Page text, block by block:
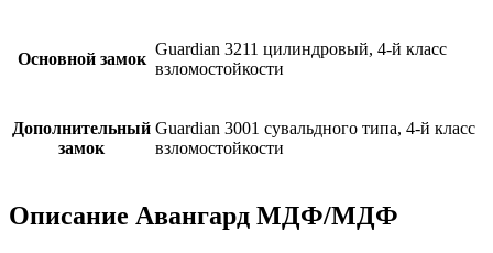
Основной замок
Guardian 3211 цилиндровый, 4-й класс
взломостойкости
Дополнительный
замок
Guardian 3001 сувальдного типа, 4-й класс
взломостойкости
Описание Авангард МДФ/МДФ